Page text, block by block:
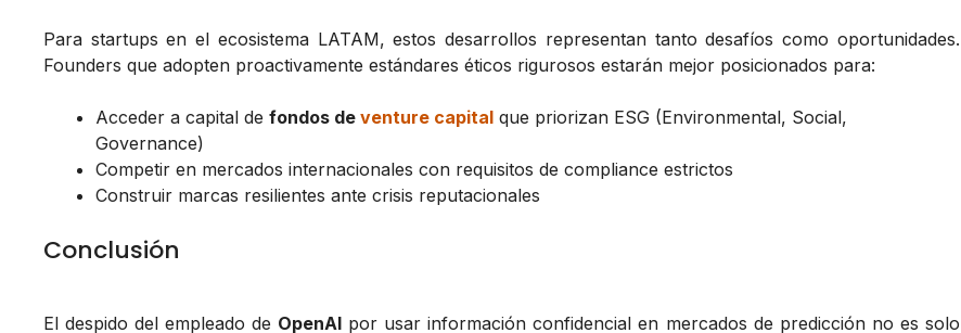
Para startups en el ecosistema LATAM, estos desarrollos representan tanto desafíos como oportunidades.
Founders que adopten proactivamente estándares éticos rigurosos estarán mejor posicionados para:
Acceder a capital de fondos de venture capital que priorizan ESG (Environmental, Social,
Governance)
Competir en mercados internacionales con requisitos de compliance estrictos
Construir marcas resilientes ante crisis reputacionales
Conclusión
El despido del empleado de OpenAI por usar información confidencial en mercados de predicción no es solo